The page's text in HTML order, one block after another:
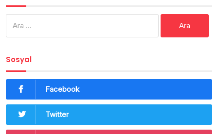
Sosyal
Facebook
Twitter